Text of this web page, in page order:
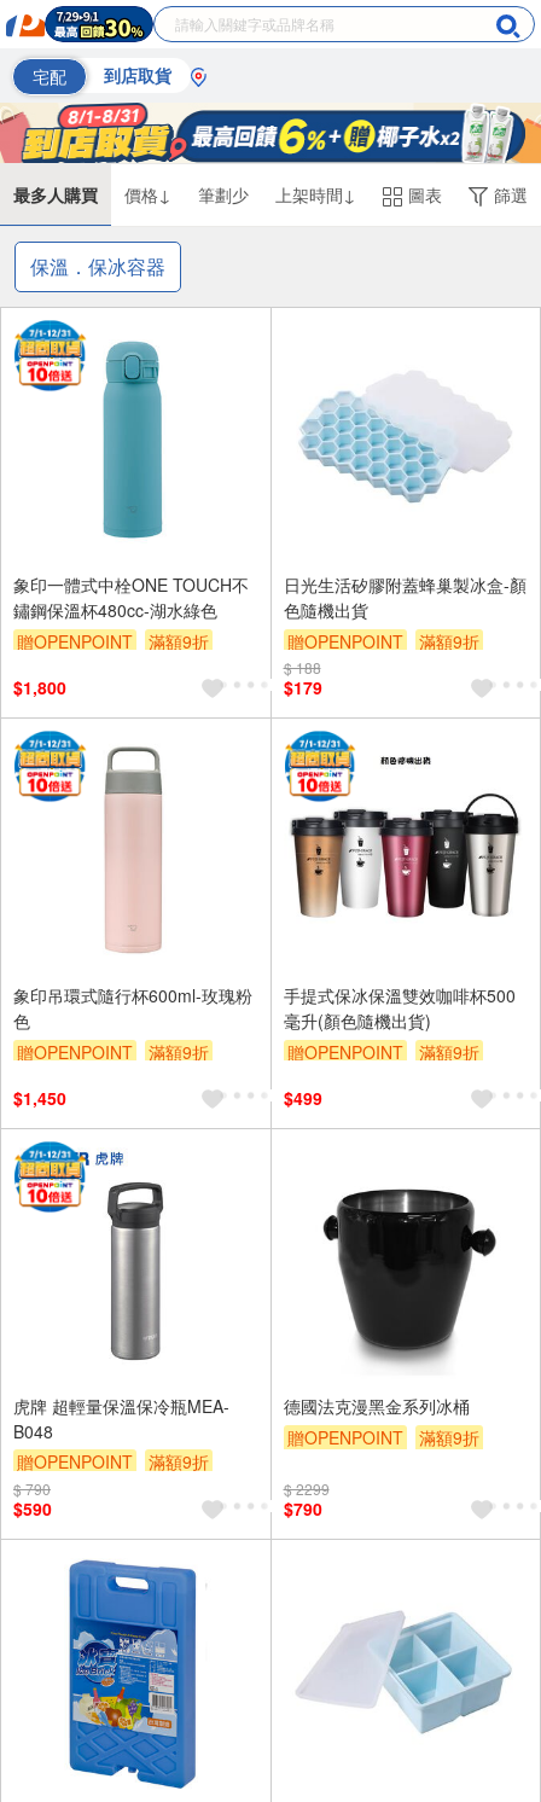
宅配 到店取貨
最多人購買 價格↓ 筆劃少 上架時間↓ 圖表 篩選
保溫．保冰容器
象印一體式中栓ONE TOUCH不
鏽鋼保溫杯480cc-湖水綠色
贈OPENPOINT
滿額9折
$1,800
日光生活矽膠附蓋蜂巢製冰盒-顏
色隨機出貨
贈OPENPOINT
滿額9折
贈$200
$ 188
$179
象印吊環式隨行杯600ml-玫瑰粉
色
贈OPENPOINT
滿額9折
$1,450
手提式保冰保溫雙效咖啡杯500
毫升(顏色隨機出貨)
贈OPENPOINT
滿額9折
$499
虎牌 超輕量保溫保冷瓶MEA-
B048
贈OPENPOINT
滿額9折
贈$200
$ 790
$590
德國法克漫黑金系列冰桶
贈OPENPOINT
滿額9折
$ 2299
$790